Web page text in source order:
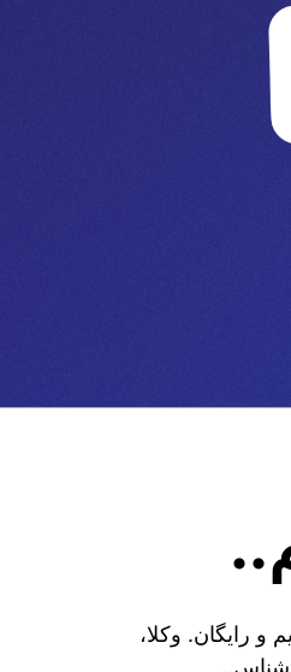
رایگان. وکلا،